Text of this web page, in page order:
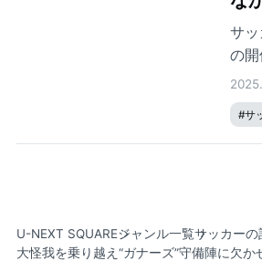
サ
の
点
ブ
#サ
U-NEXT SQUAREジャンル一覧サッカーの
大怪我を乗り越え“ガナーズ”守備陣に欠